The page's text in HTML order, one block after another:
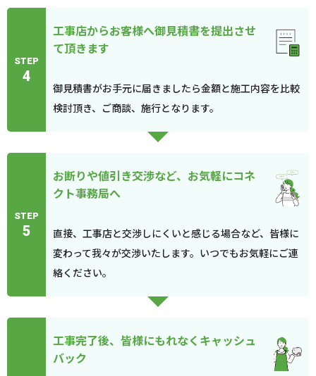
STEP
4
工事店からお客様へ御見積書を提出させ
て頂きます
御見積書がお手元に届きましたら金額と施工内容を比較
検討頂き、ご商談、施行となります。
STEP
5
お断りや値引き交渉など、お気軽にコネ
クト事務局へ
直接、工事店と交渉しにくいと感じる場合など、皆様に
変わって我々が交渉いたします。いつでもお気軽にご連
絡ください。
工事完了後、皆様にもれなくキャッシュ
バック